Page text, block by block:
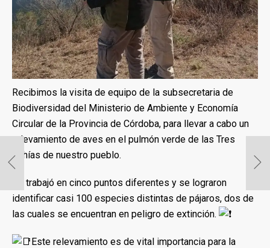
Recibimos la visita de equipo de la subsecretaria de
Biodiversidad del Ministerio de Ambiente y Economía
Circular de la Provincia de Córdoba, para llevar a cabo un
relevamiento de aves en el pulmón verde de las Tres
Bahías de nuestro pueblo.
Se trabajó en cinco puntos diferentes y se lograron
identificar casi 100 especies distintas de pájaros, dos de
las cuales se encuentran en peligro de extinción.
Este relevamiento es de vital importancia para la